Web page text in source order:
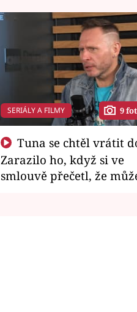
SERIÁLY A FILMY 9
Zarazilo ho, když si ve
smlouvě přečetl, že